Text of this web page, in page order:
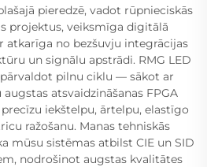
pieredzē, vadot rūpnieciskās
projektus, veiksmīga digitālā
atkarīga no bezšuvju integrācijas
un signālu apstrādi. RMG LED
pilnu ciklu — sākot ar
atsvaidzināšanas FPGA
iekštelpu, ārtelpu, elastīgo
ražošanu. Manas tehniskās
mūsu sistēmas atbilst CIE un SID
nodrošinot augstas kvalitātes